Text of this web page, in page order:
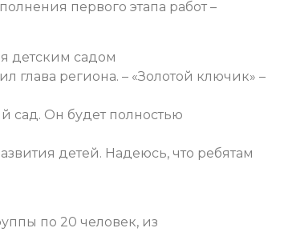
первого этапа работ –
детским садом
глава региона. – «Золотой ключик» –
сад. Он будет полностью
детей. Надеюсь, что ребятам
по 20 человек, из